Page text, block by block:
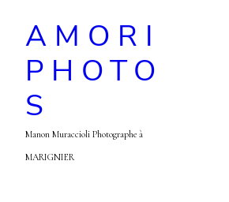
AMORI
PHOTO
S
Manon Muraccioli Photographe à
MARIGNIER